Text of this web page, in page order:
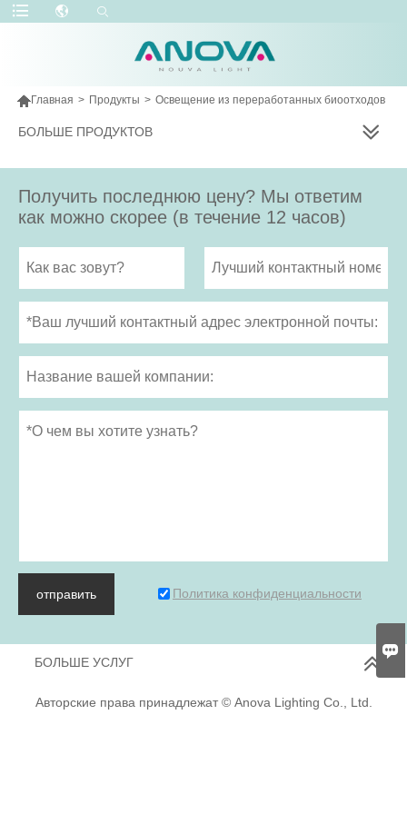
Главная > Продукты > Освещение из переработанных биоотходов
БОЛЬШЕ ПРОДУКТОВ
Получить последнюю цену? Мы ответим
как можно скорее (в течение 12 часов)
отправить Политика конфиденциальности
БОЛЬШЕ УСЛУГ
Авторские права принадлежат © Anova Lighting Co., Ltd.
